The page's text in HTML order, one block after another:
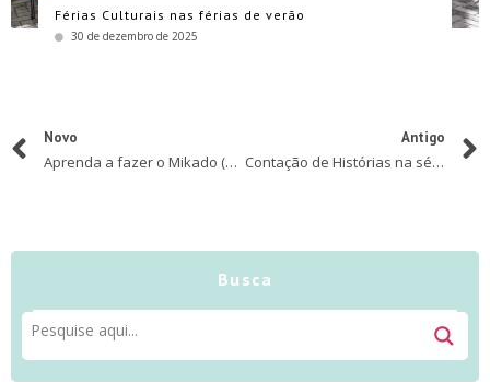
Férias Culturais nas férias de verão
30 de dezembro de 2025
Novo
Aprenda a fazer o Mikado (ミカド) no Japão ou “pega-varetas” no Brasil
Antigo
Contação de Histórias na série crianças #EmCasaComSesc
Busca